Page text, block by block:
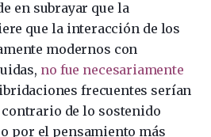
en subrayar que la
que la interacción de los
modernos con
no fue necesariamente
frecuentes serían
de lo sostenido
por el pensamiento más